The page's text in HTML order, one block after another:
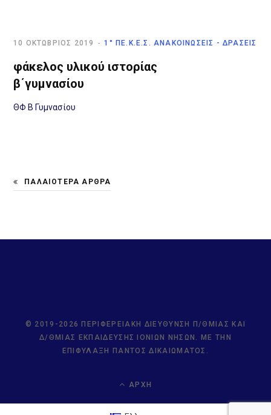
1° ΠΕ.Κ.Ε.Σ. ΑΝΑΚΟΙΝΏΣΕΙΣ - ΔΡΆΣΕΙΣ
10 ΟΚΤΏΒΡΙΟΣ 2019
φάκελος υλικού ιστορίας
β΄γυμνασίου
ΘΦ Β Γυμνασίου
ΠΑΛΑΙΌΤΕΡΑ ΆΡΘΡΑ
© 2019-2026 ΠΕΡΙΦΕΡΕΙΑΚΉ ΔΙΕΎΘΥΝΣΗ Π/ΘΜΙΑΣ ΚΑΙ
Δ/ΘΜΙΑΣ ΕΚΠΑΊΔΕΥΣΗΣ ΙΟΝΊΩΝ ΝΉΣΩΝ. ΜΕ ΤΗΝ
ΕΠΙΦΎΛΑΞΗ ΠΑΝΤΌΣ ΔΙΚΑΙΏΜΑΤΟΣ.
ΑΡΧΉ